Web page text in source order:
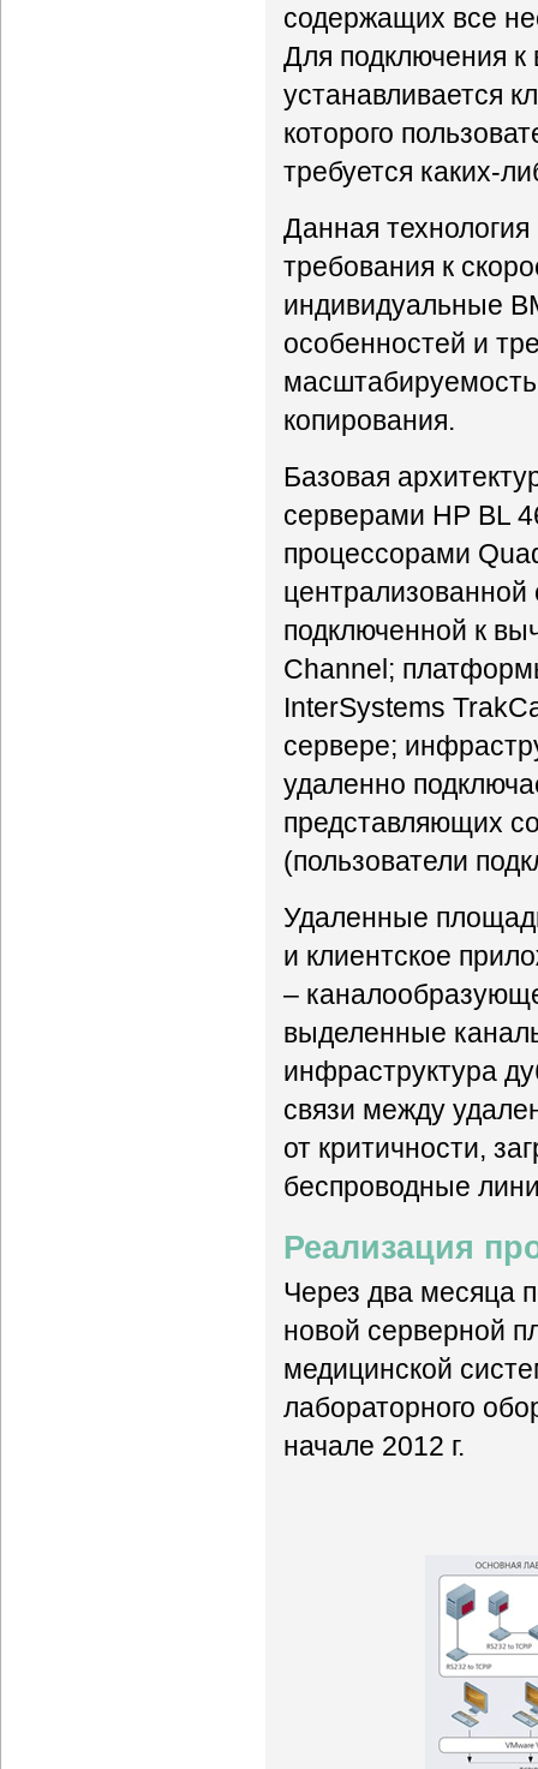
содержащих все
Для подключения
устанавливается
которого
требуется каких-
Данная
требования к
индивидуальные
особенностей и
копирования.
Базовая
серверами HP BL
процессорами
подключенной к
Channel;
InterSystems
сервере;
удаленно
представляющих
(пользователи
Удаленные
и клиентское
–
выделенные
инфраструктура
связи между
от критичности,
беспроводные
Реализация
Через два месяца
новой серверной
медицинской
лабораторного
начале 2012 г.